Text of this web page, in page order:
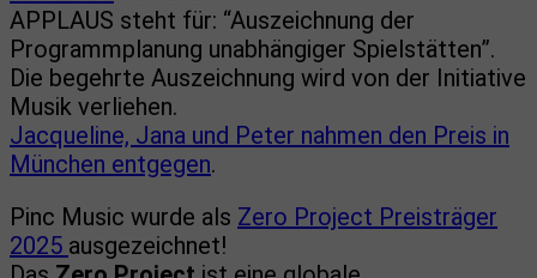
APPLAUS steht für: “Auszeichnung der
Programmplanung unabhängiger Spielstätten”.
Die begehrte Auszeichnung wird von der Initiative
Musik verliehen.
Jacqueline, Jana und Peter nahmen den Preis in
München entgegen.
Pinc Music wurde als Zero Project Preisträger
2025 ausgezeichnet! ⁠